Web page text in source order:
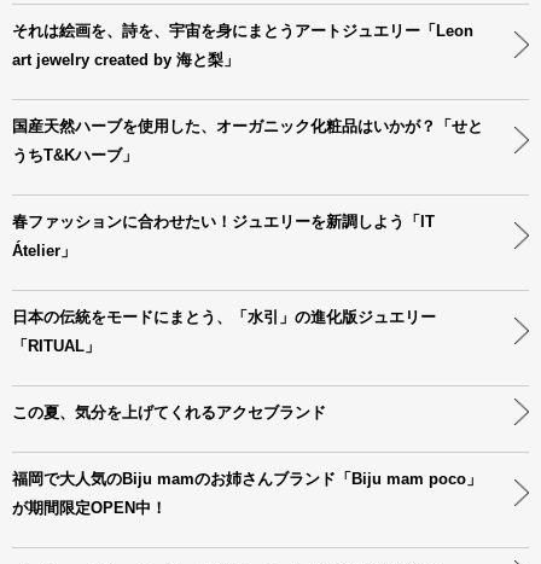
それは絵画を、詩を、宇宙を身にまとうアートジュエリー「Leon
art jewelry created by 海と梨」
国産天然ハーブを使用した、オーガニック化粧品はいかが？「せと
うちT&Kハーブ」
春ファッションに合わせたい！ジュエリーを新調しよう「IT
Átelier」
日本の伝統をモードにまとう、「水引」の進化版ジュエリー
「RITUAL」
この夏、気分を上げてくれるアクセブランド
福岡で大人気のBiju mamのお姉さんブランド「Biju mam poco」
が期間限定OPEN中！